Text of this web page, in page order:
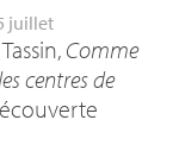
juillet
Comme
centres de